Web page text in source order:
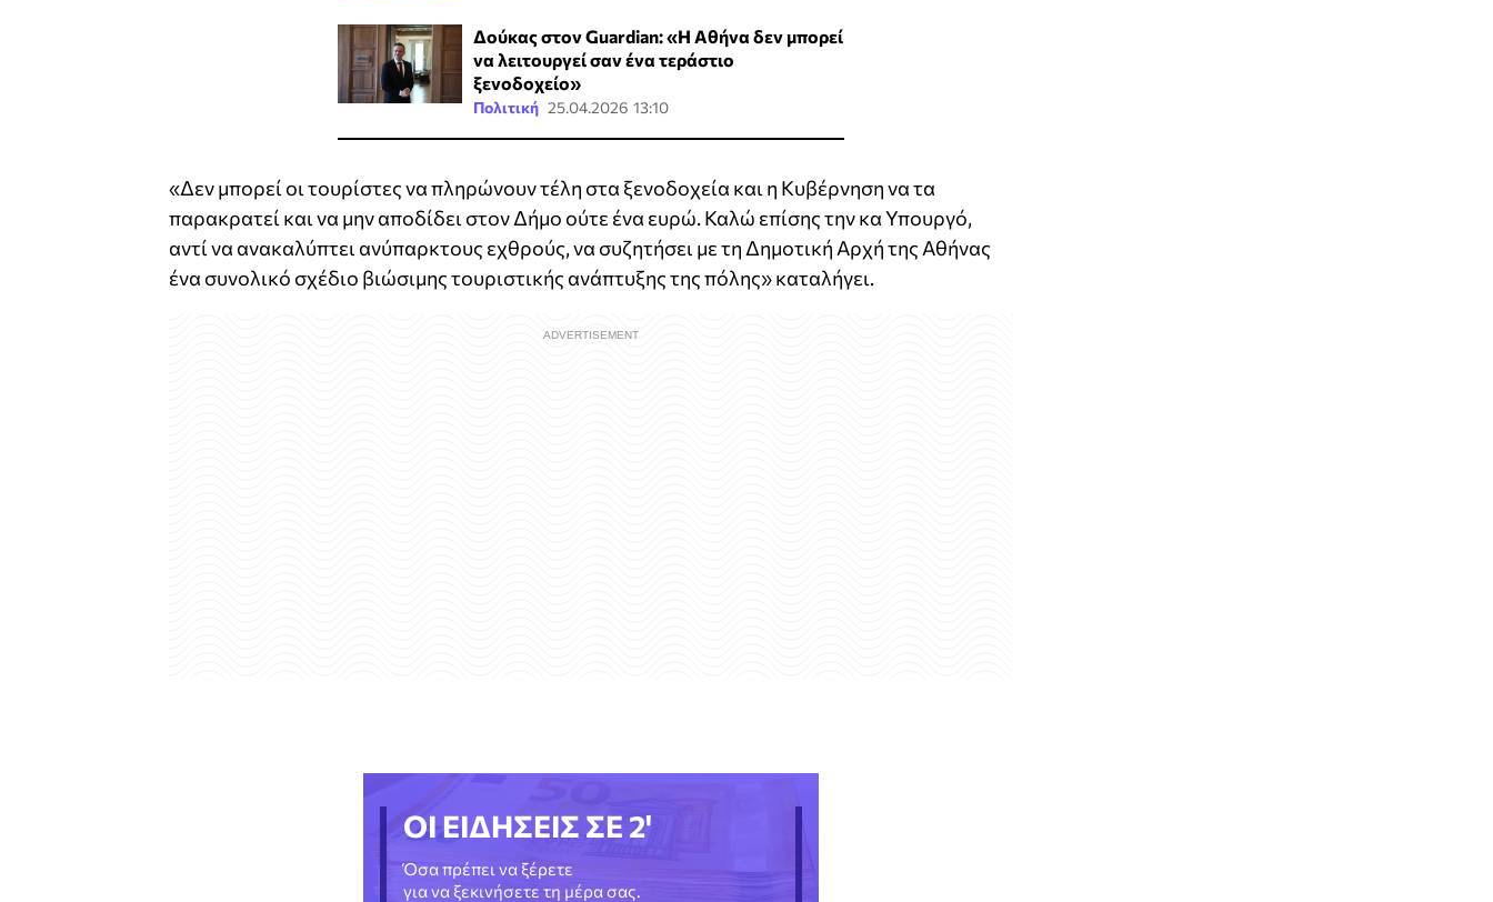
Δούκας στον Guardian: «Η Αθήνα δεν μπορεί
να λειτουργεί σαν ένα τεράστιο
ξενοδοχείο»
Πολιτική 25.04.2026 13:10
«Δεν μπορεί οι τουρίστες να πληρώνουν τέλη στα ξενοδοχεία και η Κυβέρνηση να τα
παρακρατεί και να μην αποδίδει στον Δήμο ούτε ένα ευρώ. Καλώ επίσης την κα Υπουργό,
αντί να ανακαλύπτει ανύπαρκτους εχθρούς, να συζητήσει με τη Δημοτική Αρχή της Αθήνας
ένα συνολικό σχέδιο βιώσιμης τουριστικής ανάπτυξης της πόλης» καταλήγει.
ΟΙ ΕΙΔΗΣΕΙΣ ΣΕ 2'
Όσα πρέπει να ξέρετε
για να ξεκινήσετε τη μέρα σας.